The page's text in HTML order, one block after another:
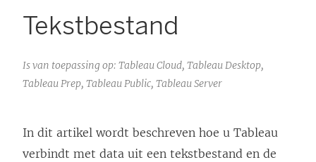
Tekstbestand
Is van toepassing op: Tableau Cloud, Tableau Desktop,
Tableau Prep, Tableau Public, Tableau Server
In dit artikel wordt beschreven hoe u Tableau
verbindt met data uit een tekstbestand en de